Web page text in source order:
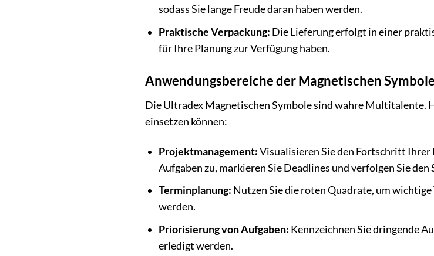
sodass Sie lange Freude daran haben werden.
Praktische Verpackung: Die Lieferung erfolgt in einer
für Ihre Planung zur Verfügung haben.
Anwendungsbereiche der Magnetischen Symbole
Die Ultradex Magnetischen Symbole sind wahre Multitalente.
einsetzen können:
Projektmanagement:Visualisieren Sie den Fortschritt
Aufgaben zu, markieren Sie Deadlines und verfolgen Sie
Terminplanung: Nutzen Sie die roten Quadrate, um
werden.
Priorisierung von Aufgaben: Kennzeichnen Sie dringende
erledigt werden.